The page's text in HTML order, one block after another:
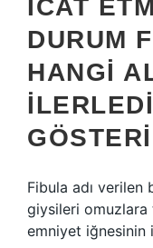
ICAT
DURUM
HANGI
Fibula adı verilen
giysileri omuzlara
emniyet iğnesinin